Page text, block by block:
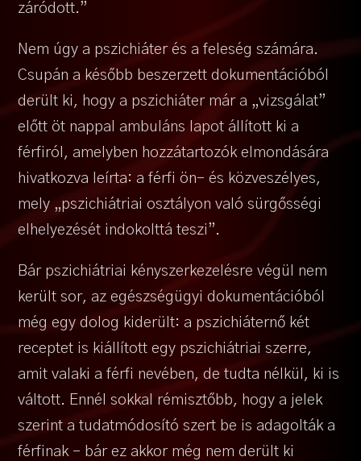
záródott.”
Nem úgy a pszichiáter és a feleség számára.
Csupán a később beszerzett dokumentációból
derült ki, hogy a pszichiáter már a „vizsgálat”
előtt öt nappal ambuláns lapot állított ki a
férfiról, amelyben hozzátartozók elmondására
hivatkozva leírta: a férfi ön- és közveszélyes,
mely „pszichiátriai osztályon való sürgősségi
elhelyezését indokolttá teszi”.
Bár pszichiátriai kényszerkezelésre végül nem
került sor, az egészségügyi dokumentációból
még egy dolog kiderült: a pszichiáternő két
receptet is kiállított egy pszichiátriai szerre,
amit valaki a férfi nevében, de tudta nélkül, ki is
váltott. Ennél sokkal rémisztőbb, hogy a jelek
szerint a tudatmódosító szert be is adagolták a
férfinak – bár ez akkor még nem derült ki